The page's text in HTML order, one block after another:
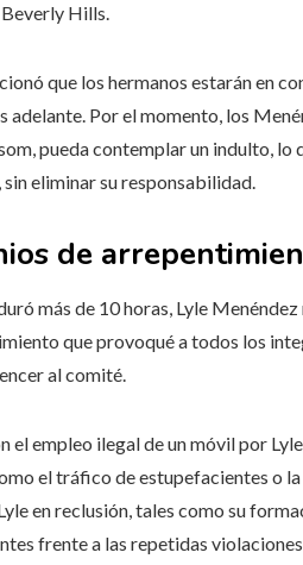
Hills.
que los hermanos estarán en
Por el momento, los
pueda contemplar un indulto, lo
eliminar su responsabilidad.
de
más de 10 horas, Lyle
que provoqué a todos los
al comité.
el empleo ilegal de un móvil por
el tráfico de estupefacientes o
en reclusión, tales como su
frente a las repetidas